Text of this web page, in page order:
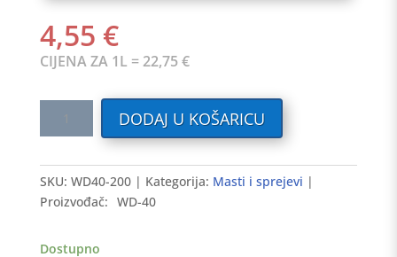
4,55 €
CIJENA ZA 1L = 22,75 €
sprej
(200ml)
količina
DODAJ U KOŠARICU
SKU: WD40-200 Kategorija: Masti i sprejevi
Proizvođač: WD-40
Dostupno